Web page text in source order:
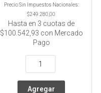
Precio Sin Impuestos Nacionales:
$249.280,00
Hasta en 3 cuotas de
$100.542,93 con Mercado
Pago